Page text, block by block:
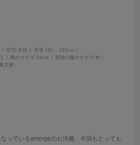
性別:女性 身長:161～165cm
靴のサイズ:24cm 普段の服のサイズ:M
東京都
っているamergeのお洋服、今回もとっても